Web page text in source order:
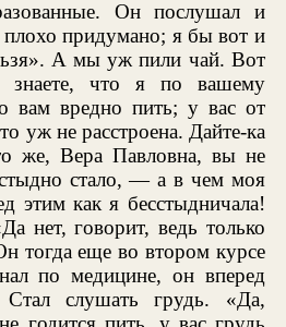
Он послушал и
плохо придумано; я бы вот и
А мы уж пили чай. Вот
что я по вашему
вам вредно пить; у вас от
уж не расстроена. Дайте-ка
же, Вера Павловна, вы не
стало, — а в чем моя
этим как я бесстыдничала!
нет, говорит, ведь только
тогда еще во втором курсе
по медицине, он вперед
Стал слушать грудь. «Да,